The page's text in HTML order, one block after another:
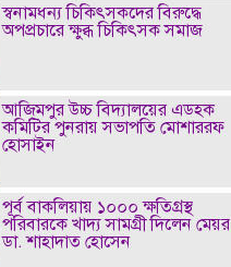
স্বনামধন্য চিকিৎসকদের বিরুদ্ধে
অপপ্রচারে ক্ষুব্ধ চিকিৎসক সমাজ
আজিমপুর উচ্চ বিদ্যালয়ের এডহক
কমিটির পুনরায় সভাপতি মোশাররফ
হোসাইন
পূর্ব বাকলিয়ায় ১০০০ ক্ষতিগ্রস্থ
পরিবারকে খাদ্য সামগ্রী দিলেন মেয়র
ডা. শাহাদাত হোসেন